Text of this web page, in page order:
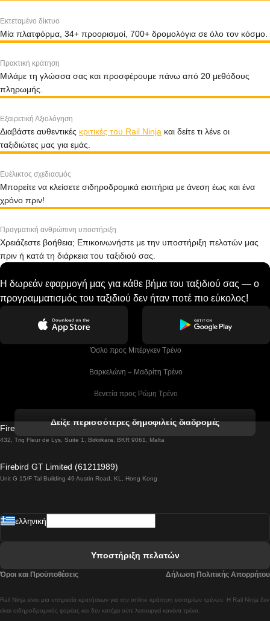
Εκτεταμένο δίκτυο
Μία πλατφόρμα, 34+ προορισμοί, 700+ δρομολόγια σε όλο τον κόσμο.
Πρακτική κράτηση
Μιλάμε τη γλώσσα σας και προσφέρουμε πάνω από 20 μεθόδους
πληρωμής.
Εξαιρετική Αξιολόγηση
Διαβάστε αυθεντικές κριτικές του Rail Ninja και δείτε τι λένε οι
ταξιδιώτες μας για εμάς.
Ευέλικτος σχεδιασμός
Μπορείτε να κλείσετε σιδηροδρομικά εισιτήρια με άνεση έως και ένα
χρόνο πριν!
Πραγματική ανθρώπινη υποστήριξη
Χρειάζεστε βοήθεια; Επικοινωνήστε με την υποστήριξη πελατών μας
πριν ή κατά τη διάρκεια του ταξιδιού σας.
Η δωρεάν εφαρμογή μας για κάθε βήμα του ταξιδιού σας — ο
προγραμματισμός του ταξιδιού δεν ήταν ποτέ πιο εύκολος!
Όσλο προς Μπέργκεν Tρένο
Βαρκελώνη – Μαδρίτη Tρένο
Βενετία προς Ρώμη Τρένο
Βιέννη προς Σάλτσμπουργκ Τρένα
Βουδαπέστη προς Πράγα Tρένο
Λισαβόνα προς Λάγος Tρένο
Δείξε περισσότερες δημοφιλείς διαδρομές
Firebird GT Limited (OC 1451)
432, Triq Fleur de Lys, Suite 1, Birkirkara, BKR 9061, Malta
Firebird GT Limited (61211989)
Unit G 15/F Tal Building 49 Austin Road, KL, Hong Kong
Rail Ninja είναι μια υπηρεσία κρατήσεων για την online κράτηση εισιτηρίων τρένων. Η Rail Ninja δεν
είναι σιδηροδρομικός φορέας και δεν κατέχει ούτε λειτουργεί κανένα τρένο.
ελληνική
Υποστήριξη πελατών
Όροι και Προϋποθέσεις Δήλωση Πολιτικής Απορρήτου